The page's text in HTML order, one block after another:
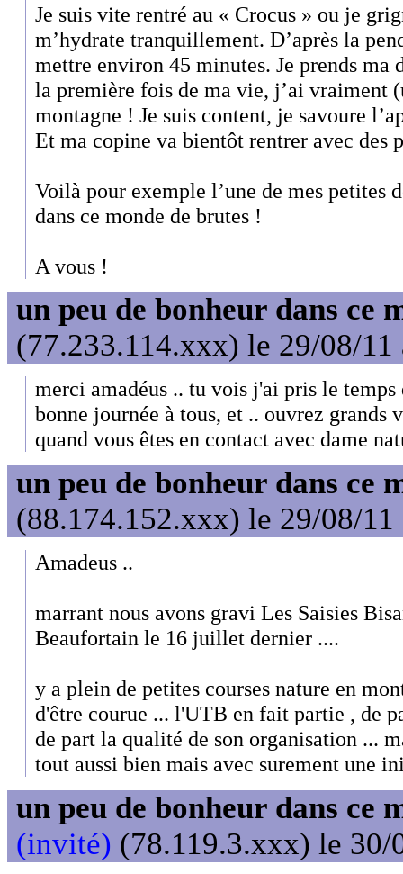
Je suis vite rentré au « Crocus » ou je
m’hydrate tranquillement. D’après la
mettre environ 45 minutes. Je prends ma
la première fois de ma vie, j’ai vraiment
montagne ! Je suis content, je savoure
Et ma copine va bientôt rentrer avec des
Voilà pour exemple l’une de mes petites
dans ce monde de brutes !
A vous !
un peu de bonheur dans ce
(77.233.114.xxx) le 29/08/11
merci amadéus .. tu vois j'ai pris le
bonne journée à tous, et .. ouvrez grands
quand vous êtes en contact avec dame
un peu de bonheur dans ce
(88.174.152.xxx) le 29/08/11
Amadeus ..
marrant nous avons gravi Les Saisies
Beaufortain le 16 juillet dernier ....
y a plein de petites courses nature en
d'être courue ... l'UTB en fait partie , de
de part la qualité de son organisation ...
tout aussi bien mais avec surement une
un peu de bonheur dans ce
(invité) (78.119.3.xxx) le 30/